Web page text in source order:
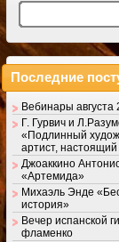
Последние
Вебинары августа
Г. Гурвич и
«Подлинный
артист,
Джоаккино
«Артемида»
Михаэль Энде
история»
Вечер испанской
фламенко